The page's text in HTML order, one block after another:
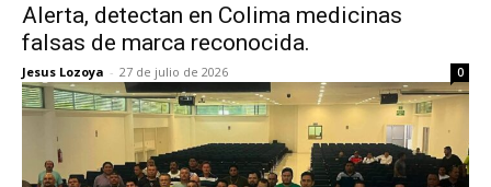
Alerta, detectan en Colima medicinas
falsas de marca reconocida.
Jesus Lozoya - 27 de julio de 2026 0